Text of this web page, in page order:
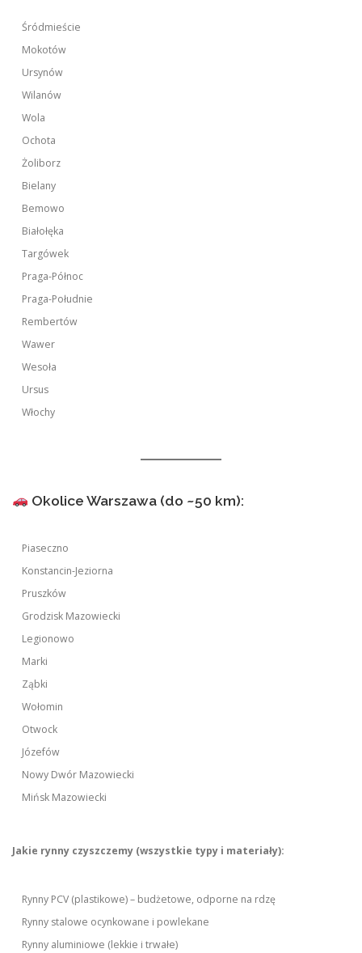
Śródmieście
Mokotów
Ursynów
Wilanów
Wola
Ochota
Żoliborz
Bielany
Bemowo
Białołęka
Targówek
Praga-Północ
Praga-Południe
Rembertów
Wawer
Wesoła
Ursus
Włochy
Okolice Warszawa (do ~50 km):
Piaseczno
Konstancin-Jeziorna
Pruszków
Grodzisk Mazowiecki
Legionowo
Marki
Ząbki
Wołomin
Otwock
Józefów
Nowy Dwór Mazowiecki
Mińsk Mazowiecki
Jakie rynny czyszczemy (wszystkie typy i materiały):
Rynny PCV (plastikowe) – budżetowe, odporne na rdzę
Rynny stalowe ocynkowane i powlekane
Rynny aluminiowe (lekkie i trwałe)